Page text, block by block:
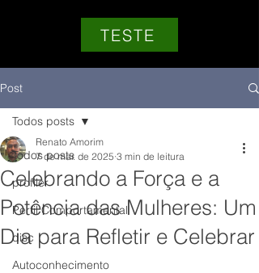
TESTE
Post
Todos posts
profiler
Perfil Comportamental
disc
Autoconhecimento
Todos posts
Celebrando a Força e a
Potência das Mulheres: Um
Dia para Refletir e Celebrar
Renato Amorim
7 de mar. de 2025 3 min de leitura